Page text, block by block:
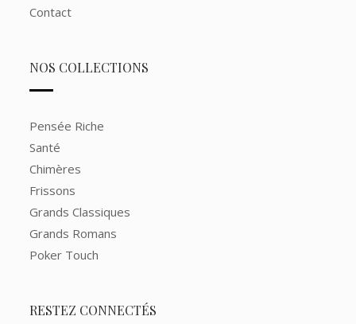
Contact
NOS COLLECTIONS
Pensée Riche
Santé
Chimères
Frissons
Grands Classiques
Grands Romans
Poker Touch
RESTEZ CONNECTÉS